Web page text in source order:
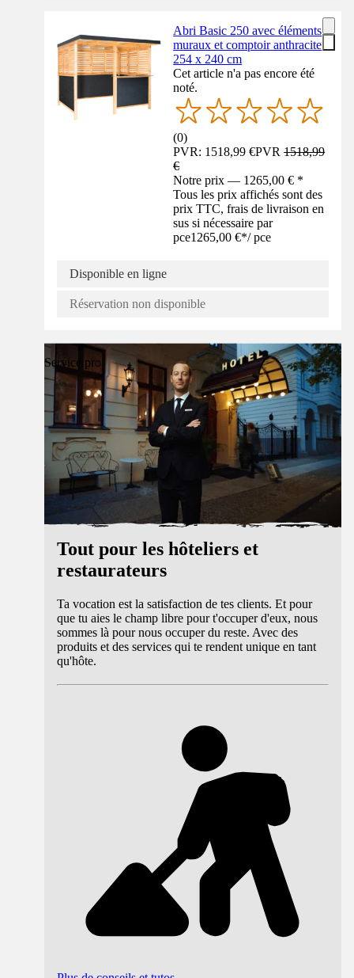
Abri Basic 250 avec éléments
muraux et comptoir anthracite
254 x 240 cm
Cet article n'a pas encore été
noté.
(0)
PVR: 1518,99 €PVR1518,99
€
Notre prix — 1265,00 € *
Tous les prix affichés sont des
prix TTC, frais de livraison en
sus si nécessaire par
pce1265,00 €*/ pce
Disponible en ligne
Réservation non disponible
Service pro
Tout pour les hôteliers et
restaurateurs
Ta vocation est la satisfaction de tes clients. Et pour
que tu aies le champ libre pour t'occuper d'eux, nous
sommes là pour nous occuper du reste. Avec des
produits et des services qui te rendent unique en tant
qu'hôte.